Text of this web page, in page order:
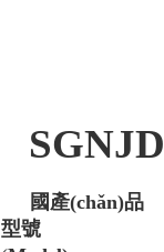
國產(chǎn)品
型號